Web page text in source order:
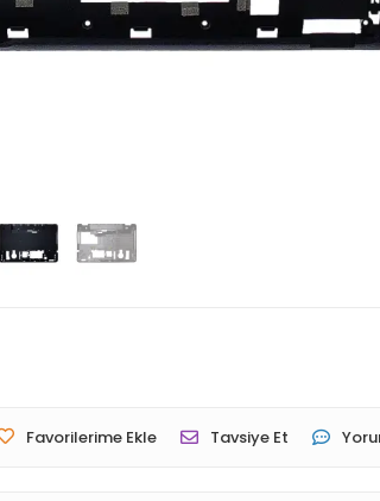
Favorilerime Ekle Tavsiye Et